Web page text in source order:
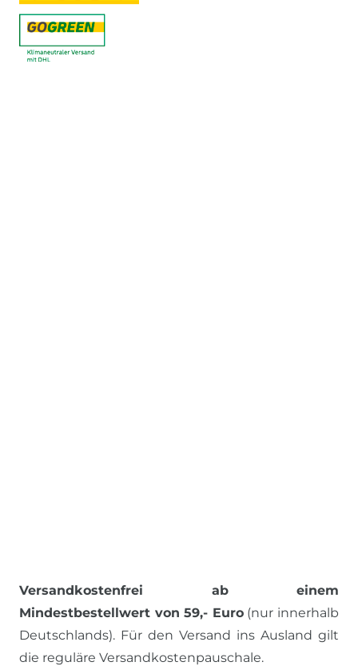
Versandkostenfrei ab einem
Mindestbestellwert von 59,- Euro(nur innerhalb
Deutschlands). Für den Versand ins Ausland gilt
die reguläre Versandkostenpauschale.